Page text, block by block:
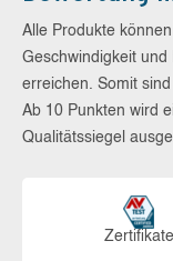
Alle Produkte
Geschwindigkeit
erreichen. Somit
Ab 10 Punkten wird
Qualitätssiegel
Zerti­fikate